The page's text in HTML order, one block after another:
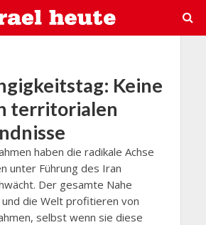
Keine
territorialen
haben die radikale Achse
unter Führung des Iran
Der gesamte Nahe
die Welt profitieren von
selbst wenn sie diese